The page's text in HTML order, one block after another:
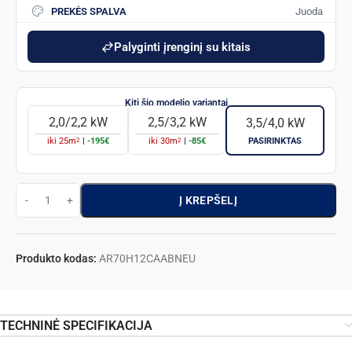
PREKĖS SPALVA Juoda
Palyginti įrenginį su kitais
2,0/2,2 kW
iki 25m2 -195€
2,5/3,2 kW
iki 30m2 -85€
3,5/4,0 kW
PASIRINKTAS
Į KREPŠELĮ
Produkto kodas: AR70H12CAABNEU
TECHNINĖ SPECIFIKACIJA